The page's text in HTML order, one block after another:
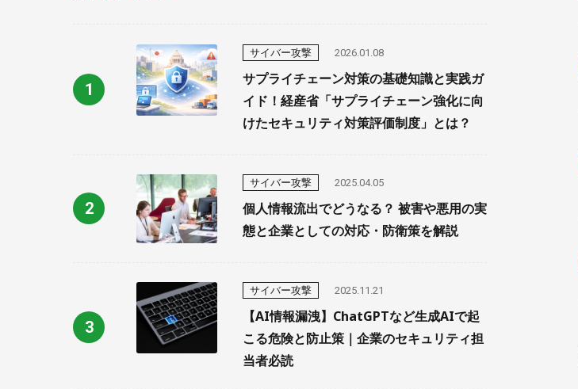
サイバー攻撃 2026.01.08
サプライチェーン対策の基礎知識と実践ガ
イド！経産省「サプライチェーン強化に向
けたセキュリティ対策評価制度」とは？
サイバー攻撃 2025.04.05
個人情報流出でどうなる？ 被害や悪用の実
態と企業としての対応・防衛策を解説
サイバー攻撃 2025.11.21
【AI情報漏洩】ChatGPTなど生成AIで起
こる危険と防止策｜企業のセキュリティ担
当者必読